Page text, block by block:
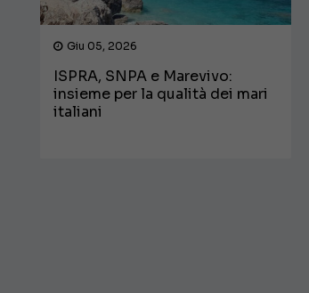
Giu 05, 2026
ISPRA, SNPA e Marevivo:
insieme per la qualità dei mari
italiani